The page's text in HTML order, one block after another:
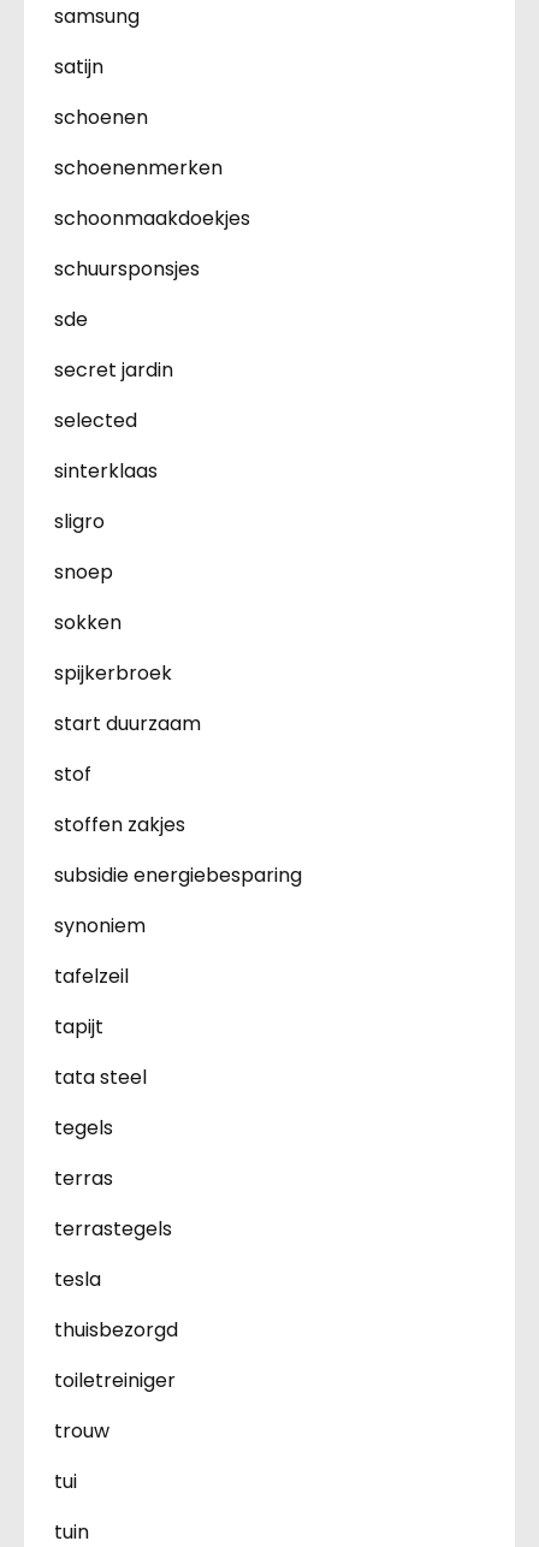
samsung
satijn
schoenen
schoenenmerken
schoonmaakdoekjes
schuursponsjes
sde
secret jardin
selected
sinterklaas
sligro
snoep
sokken
spijkerbroek
start duurzaam
stof
stoffen zakjes
subsidie energiebesparing
synoniem
tafelzeil
tapijt
tata steel
tegels
terras
terrastegels
tesla
thuisbezorgd
toiletreiniger
trouw
tui
tuin